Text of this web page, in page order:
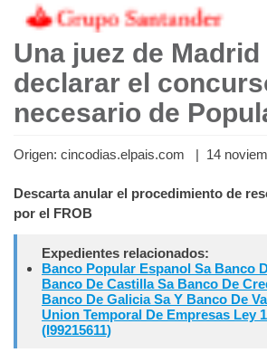
Una juez de
declarar el
necesario de
Origen: cincodias.elpais.com | 14
Descarta anular el procedimiento de
por el FROB
Expedientes relacionados:
Banco Popular Espanol Sa Banco
Banco De Castilla Sa Banco De
Banco De Galicia Sa Y Banco De
Union Temporal De Empresas Ley
(I99215611)